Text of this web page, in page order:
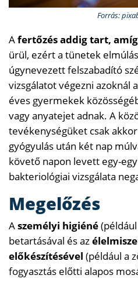
Forrás:
Afertőzés addig tart, amíg
ürül, ezért a tünetek
úgynevezett felszabadító
vizsgálatot végezni azoknál
éves gyermekek
vagy anyatejet adnak. A
tevékenységüket csak
gyógyulás után két nap
követő napon levett egy-
bakteriológiai vizsgálata
Megelőzés
Aszemélyi higiéné
betartásával és az
előkészítésével (például a
fogyasztás előtti alapos